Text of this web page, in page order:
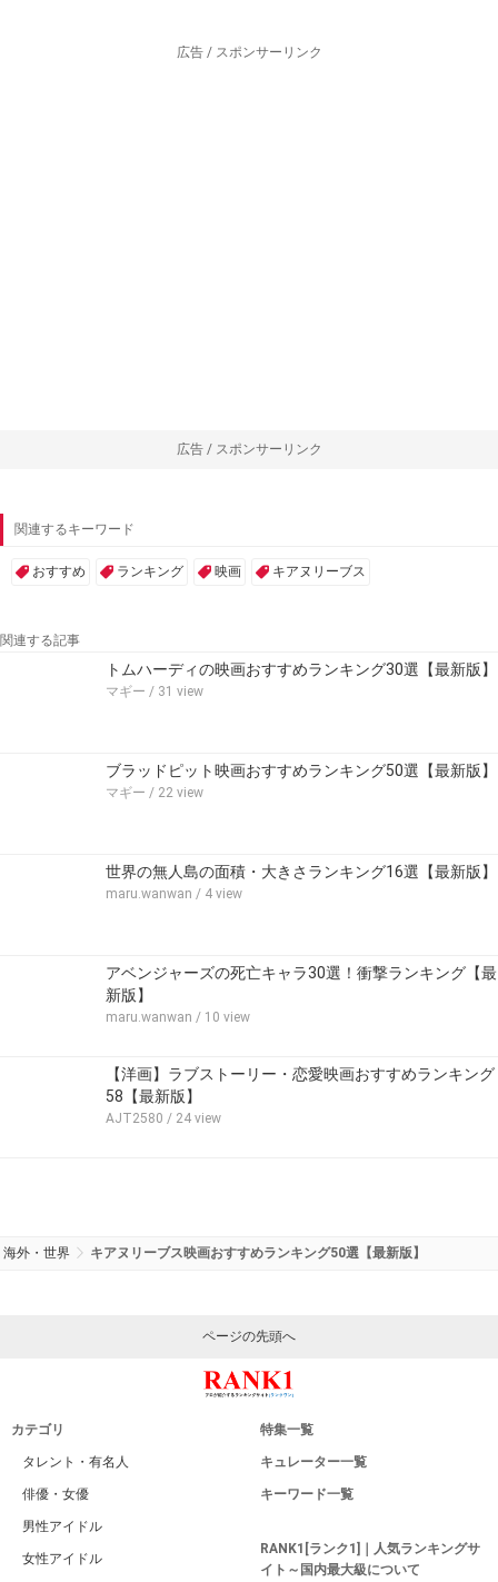
広告 / スポンサーリンク
広告 / スポンサーリンク
関連するキーワード
おすすめ ランキング 映画 キアヌリーブス
関連する記事
トムハーディの映画おすすめランキング30選【最新版】
マギー / 31 view
ブラッドピット映画おすすめランキング50選【最新版】
マギー / 22 view
世界の無人島の面積・大きさランキング16選【最新版】
maru.wanwan / 4 view
アベンジャーズの死亡キャラ30選！衝撃ランキング【最
新版】
maru.wanwan / 10 view
【洋画】ラブストーリー・恋愛映画おすすめランキング
58【最新版】
AJT2580 / 24 view
海外・世界 キアヌリーブス映画おすすめランキング50選【最新版】
ページの先頭へ
カテゴリ
タレント・有名人
俳優・女優
男性アイドル
女性アイドル
特集一覧
キュレーター一覧
キーワード一覧
RANK1[ランク1]｜人気ランキングサ
イト～国内最大級について